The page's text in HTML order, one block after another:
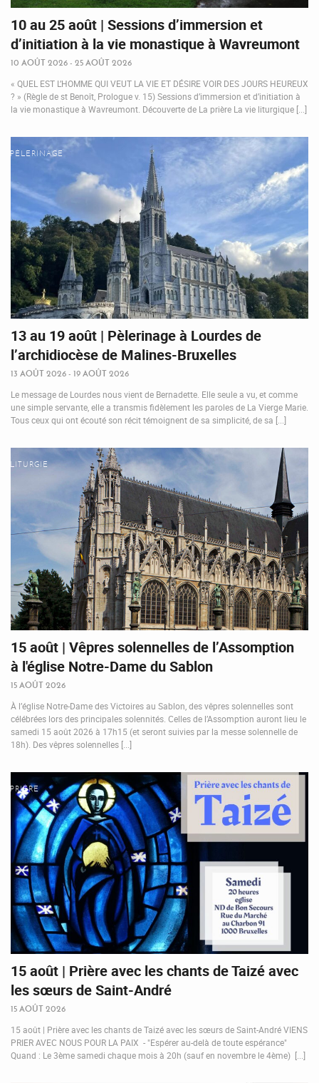
10 au 25 août | Sessions d’immersion et
d’initiation à la vie monastique à Wavreumont
10 AOÛT 2026 - 25 AOÛT 2026
« QUEL EST L’HOMME QUI VEUT LA VIE ET DÉSIRE VOIR DES JOURS HEUREUX
? » (Règle de st Benoît, Prologue v. 15) Sessions d’immersion et d’initiation à
la vie monastique à Wavreumont. Découverte de La prière La vie liturgique [...]
PÈLERINAGE
13 au 19 août | Pèlerinage à Lourdes de
l’archidiocèse de Malines-Bruxelles
13 AOÛT 2026 - 19 AOÛT 2026
Le message de Lourdes nous vient de Bernadette. Elle seule a vu, et comme
une simple servante, elle a transmis fidèlement les paroles de La Vierge Marie.
Tous ceux qui ont écouté son récit témoignent de sa simplicité, de sa [...]
LITURGIE
15 août | Vêpres solennelles de l’Assomption
à l'église Notre-Dame du Sablon
15 AOÛT 2026
À l’église Notre-Dame des Victoires au Sablon, des vêpres solennelles sont
célébrées lors des principales solennités. Celles de l’Assomption auront lieu le
samedi 15 août 2026 à 17h15 (et seront suivies par la messe solennelle de
18h). Des vêpres solennelles [...]
PRIÈRE
15 août | Prière avec les chants de Taizé avec
les sœurs de Saint-André
15 AOÛT 2026
15 août | Prière avec les chants de Taizé avec les sœurs de Saint-André VIENS
PRIER AVEC NOUS POUR LA PAIX - "Espérer au-delà de toute espérance"
Quand : Le 3ème samedi chaque mois à 20h (sauf en novembre le 4ème) [...]